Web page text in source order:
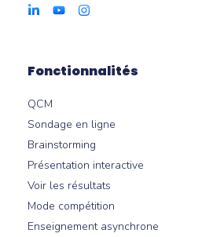
Fonctionnalités
QCM
Sondage en ligne
Brainstorming
Présentation interactive
Voir les résultats
Mode compétition
Enseignement asynchrone